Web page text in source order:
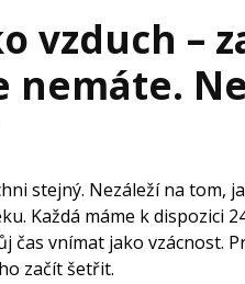
vzduch –
nemáte.
stejný. Nezáleží na tom,
Každá máme k dispozici
čas vnímat jako vzácnost.
začít šetřit.